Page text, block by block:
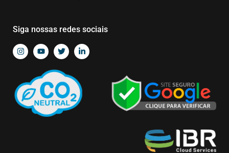
Siga nossas redes sociais